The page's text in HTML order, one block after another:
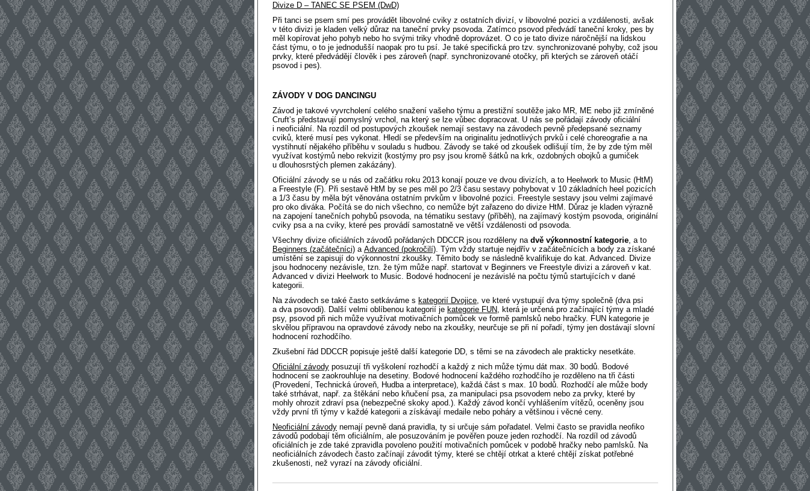
Divize D – TANEC SE PSEM (DwD)
Při tanci se psem smí pes provádět libovolné cviky z ostatních divizí, v libovolné pozici a vzdálenosti, avšak
v této divizi je kladen velký důraz na taneční prvky psovoda. Zatímco psovod předvádí taneční kroky, pes by
měl kopírovat jeho pohyb nebo ho svými triky vhodně doprovázet. O co je tato divize náročnější na lidskou
část týmu, o to je jednodušší naopak pro tu psí. Je také specifická pro tzv. synchronizované pohyby, což jsou
prvky, které předvádějí člověk i pes zároveň (např. synchronizované otočky, při kterých se zároveň otáčí
psovod i pes).
ZÁVODY V DOG DANCINGU
Závod je takové vyvrcholení celého snažení vašeho týmu a prestižní soutěže jako MR, ME nebo již zmíněné
Cruft’s představují pomyslný vrchol, na který se lze vůbec dopracovat. U nás se pořádají závody oficiální
i neoficiální. Na rozdíl od postupových zkoušek nemají sestavy na závodech pevně předepsané seznamy
cviků, které musí pes vykonat. Hledí se především na originalitu jednotlivých prvků i celé choreografie a na
vystihnutí nějakého příběhu v souladu s hudbou. Závody se také od zkoušek odlišují tím, že by zde tým měl
využívat kostýmů nebo rekvizit (kostýmy pro psy jsou kromě šátků na krk, ozdobných obojků a gumiček
u dlouhosrstých plemen zakázány).
Oficiální závody se u nás od začátku roku 2013 konají pouze ve dvou divizích, a to Heelwork to Music (HtM)
a Freestyle (F). Při sestavě HtM by se pes měl po 2/3 času sestavy pohybovat v 10 základních heel pozicích
a 1/3 času by měla být věnována ostatním prvkům v libovolné pozici. Freestyle sestavy jsou velmi zajímavé
pro oko diváka. Počítá se do nich všechno, co nemůže být zařazeno do divize HtM. Důraz je kladen výrazně
na zapojení tanečních pohybů psovoda, na tématiku sestavy (příběh), na zajímavý kostým psovoda, originální
cviky psa a na cviky, které pes provádí samostatně ve větší vzdálenosti od psovoda.
Všechny divize oficiálních závodů pořádaných DDCCR jsou rozděleny na dvě výkonnostní kategorie, a to
Beginners (začátečníci) a Advanced (pokročilí). Tým vždy startuje nejdřív v začátečnících a body za získané
umístění se zapisují do výkonnostní zkoušky. Těmito body se následně kvalifikuje do kat. Advanced. Divize
jsou hodnoceny nezávisle, tzn. že tým může např. startovat v Beginners ve Freestyle divizi a zároveň v kat.
Advanced v divizi Heelwork to Music. Bodové hodnocení je nezávislé na počtu týmů startujících v dané
kategorii.
Na závodech se také často setkáváme s kategorií Dvojice, ve které vystupují dva týmy společně (dva psi
a dva psovodi). Další velmi oblíbenou kategorií je kategorie FUN, která je určená pro začínající týmy a mladé
psy, psovod při nich může využívat motivačních pomůcek ve formě pamlsků nebo hračky. FUN kategorie je
skvělou přípravou na opravdové závody nebo na zkoušky, neurčuje se při ní pořadí, týmy jen dostávají slovní
hodnocení rozhodčího.
Zkušební řád DDCCR popisuje ještě další kategorie DD, s těmi se na závodech ale prakticky nesetkáte.
Oficiální závody posuzují tři vyškolení rozhodčí a každý z nich může týmu dát max. 30 bodů. Bodové
hodnocení se zaokrouhluje na desetiny. Bodové hodnocení každého rozhodčího je rozděleno na tři části
(Provedení, Technická úroveň, Hudba a interpretace), každá část s max. 10 bodů. Rozhodčí ale může body
také strhávat, např. za štěkání nebo kňučení psa, za manipulaci psa psovodem nebo za prvky, které by
mohly ohrozit zdraví psa (nebezpečné skoky apod.). Každý závod končí vyhlášením vítězů, oceněny jsou
vždy první tři týmy v každé kategorii a získávají medaile nebo poháry a většinou i věcné ceny.
Neoficiální závody nemají pevně daná pravidla, ty si určuje sám pořadatel. Velmi často se pravidla neofiko
závodů podobají těm oficiálním, ale posuzováním je pověřen pouze jeden rozhodčí. Na rozdíl od závodů
oficiálních je zde také zpravidla povoleno použití motivačních pomůcek v podobě hračky nebo pamlsků. Na
neoficiálních závodech často začínají závodit týmy, které se chtějí otrkat a které chtějí získat potřebné
zkušenosti, než vyrazí na závody oficiální.